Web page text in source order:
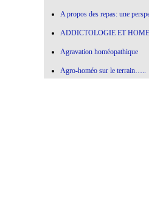
A propos des repas: une
ADDICTOLOGIE ET
Agravation homéopathique
Agro-homéo sur le terrain…..